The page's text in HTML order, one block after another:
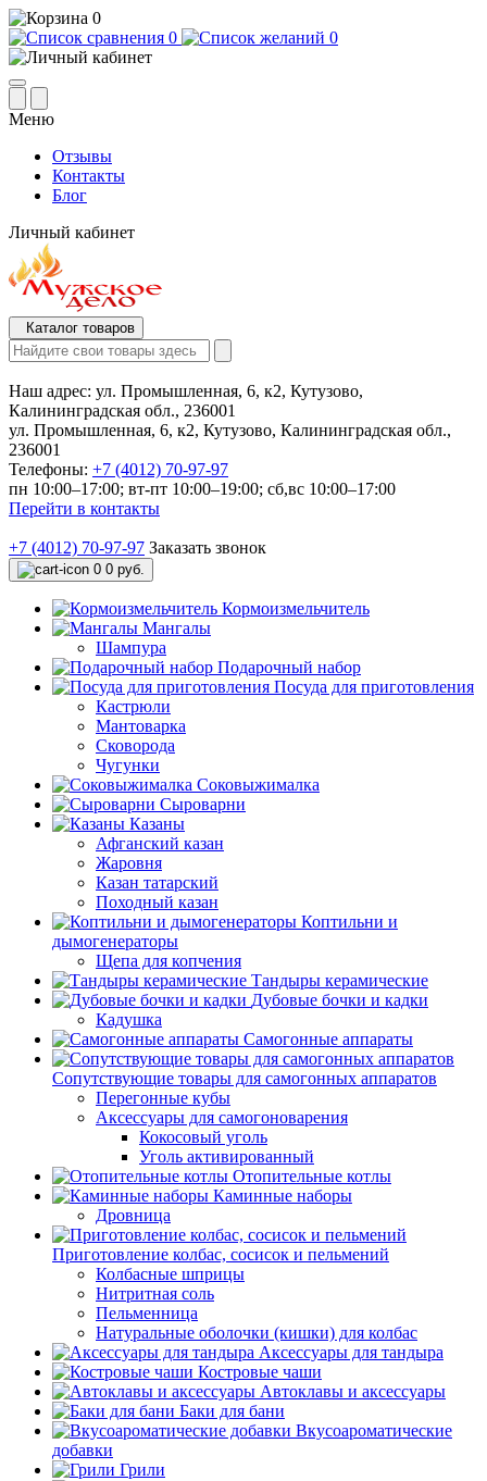
0
0
0
Меню
Отзывы
Контакты
Блог
Личный кабинет
Каталог товаров
Наш адрес: ул. Промышленная, 6, к2, Кутузово,
Калининградская обл., 236001
ул. Промышленная, 6, к2, Кутузово, Калининградская обл.,
236001
Телефоны: +7 (4012) 70-97-97
пн 10:00–17:00; вт-пт 10:00–19:00; сб,вс 10:00–17:00
Перейти в контакты
+7 (4012) 70-97-97 Заказать звонок
0 0 руб.
Кормоизмельчитель
Мангалы
Шампура
Подарочный набор
Посуда для приготовления
Кастрюли
Мантоварка
Сковорода
Чугунки
Соковыжималка
Сыроварни
Казаны
Афганский казан
Жаровня
Казан татарский
Походный казан
Коптильни и
дымогенераторы
Щепа для копчения
Тандыры керамические
Дубовые бочки и кадки
Кадушка
Самогонные аппараты
Сопутствующие товары для самогонных аппаратов
Перегонные кубы
Аксессуары для самогоноварения
Кокосовый уголь
Уголь активированный
Отопительные котлы
Каминные наборы
Дровница
Приготовление колбас, сосисок и пельмений
Колбасные шприцы
Нитритная соль
Пельменница
Натуральные оболочки (кишки) для колбас
Аксессуары для тандыра
Костровые чаши
Автоклавы и аксессуары
Баки для бани
Вкусоароматические
добавки
Грили